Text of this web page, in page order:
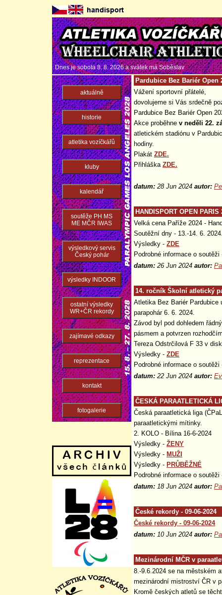
Dnes je sobota 8. 8. 2026 a svátek máSoběslav
Pardubice Bez Bariér Open
Vážení sportovní přátelé,
dovolujeme si Vás srdečně
Pardubice Bez Bariér Open
Akce proběhne v neděli 22.
atletickém stadiónu v
hodiny.
Plakát ZDE.
Přihláška ZDE.
datum: 28 Jun 2024 autor:
HANDISPORT OPEN
Velká cena Paříže 2024 -
Soutěžní dny - 13.-14. 6.
Výsledky - ZDE
Podrobné informace o
datum: 26 Jun 2024 autor:
14. ročník Školní atletický
Atletika Bez Bariér
parapohár 6. 6. 2024.
Závod byl pod dohledem
pásmem a potvrzen
Tereza Odstrčilová F 33 v
Výsledky - ZDE
Podrobné informace o
datum: 22 Jun 2024 autor:
ČESKÁ PARAATLETICKÁ
Česká paraatletická liga
paraatletickými mítinky.
2. KOLO - Bílina 16-6-2024
Výsledky - ŽENY
Výsledky - MUŽI
Výsledky - PRŮBĚŽNÉ
Podrobné informace o
datum: 18 Jun 2024 autor:
České rekordy - 09-06-2024
České rekordy - 09-06-2024
datum: 10 Jun 2024 autor:
Mezinárodní MČR v
8.-9.6.2024 se na městském
mezinárodní mistroství ČR v
Kromě českých atletů se
aktuálně
historie
atletika vozíčkářů
kluby
kalendář
soutěže PH MS
ME MČR IWAS
výsledkový servis
Český pohár
výsledky INDOOR
ostatní výsledky
WR+ČR rekordy
zajímavé odkazy
reprezentace
kontakt
fotogalerie